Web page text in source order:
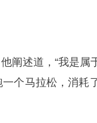
阐述道，“我是属
个马拉松，消耗